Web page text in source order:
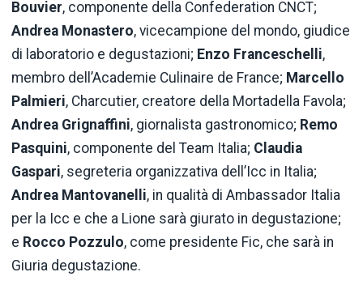
Bouvier, componente della Confederation CNCT;
Andrea Monastero, vicecampione del mondo, giudice
di laboratorio e degustazioni; Enzo Franceschelli,
membro dell’Academie Culinaire de France; Marcello
Palmieri, Charcutier, creatore della Mortadella Favola;
Andrea Grignaffini, giornalista gastronomico; Remo
Pasquini, componente del Team Italia; Claudia
Gaspari, segreteria organizzativa dell’Icc in Italia;
Andrea Mantovanelli, in qualità di Ambassador Italia
per la Icc e che a Lione sarà giurato in degustazione;
e Rocco Pozzulo, come presidente Fic, che sarà in
Giuria degustazione.